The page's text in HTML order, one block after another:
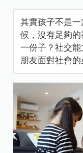
其實孩子不是
候，沒有足夠
一份子？社交
朋友面對社會的